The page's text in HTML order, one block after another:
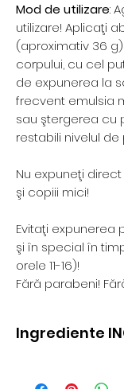
Mod de utilizare:
utilizare! Aplicaţi
(aproximativ 36
corpului, cu cel
de expunerea la
frecvent emulsia
sau ştergerea cu
restabili nivelul
Nu expuneţi
şi copiii mici!
Evitaţi expunerea
şi în special în
orele 11-16)!
Fără parabeni!
Ingrediente